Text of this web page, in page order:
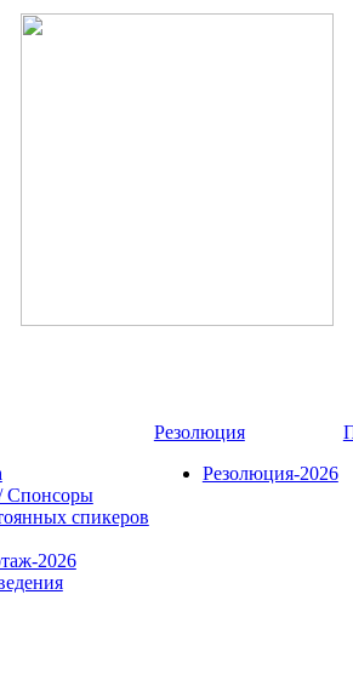
Спонсоры
спикеров
2026
Резолюция
Резолюция-2026